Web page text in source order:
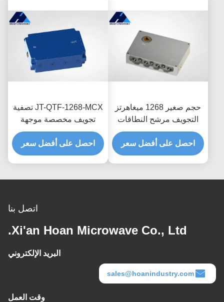
حجم صغير 1268 ميغاهرتز
التجويف مرشح النطاقات
JT-QTF-1268-MCX-1
خسارة إدراج منخفضة
مخصصة
احصل على أفضل سعر
JT-QTF-1268-MCX تصفية
تجويف مخصصة موجهة
موجة مصفف الحزام
منخفض خسارة الإدراج
احصل على أفضل سعر
اتصل بنا
Xi'an Hoan Microwave Co., Ltd.
البريد الإلكتروني
sales@hoanindustry.com
وقت العمل